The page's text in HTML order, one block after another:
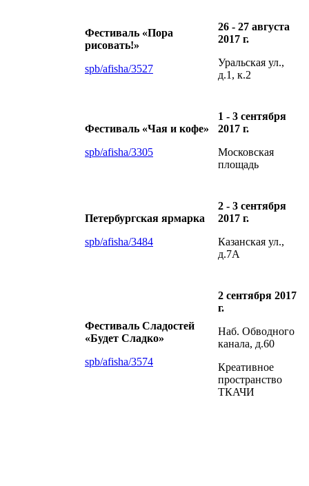
Фестиваль «Пора
рисовать!»
spb/afisha/3527
26 - 27 августа
2017 г.
Уральская ул.,
д.1, к.2
Фестиваль «Чая и кофе»
spb/afisha/3305
1 - 3 сентября
2017 г.
Московская
площадь
Петербургская ярмарка
spb/afisha/3484
2 - 3 сентября
2017 г.
Казанская ул.,
д.7А
Фестиваль Сладостей
«Будет Сладко»
spb/afisha/3574
2 сентября 2017
г.
Наб. Обводного
канала, д.60
Креативное
пространство
ТКАЧИ